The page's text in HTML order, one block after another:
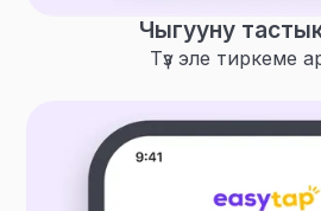
Чыгууну
Түз эле тиркеме